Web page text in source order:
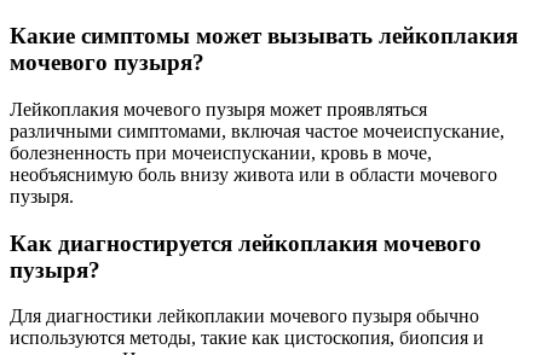
Какие симптомы может вызывать лейкоплакия
мочевого пузыря?
Лейкоплакия мочевого пузыря может проявляться
различными симптомами, включая частое мочеиспускание,
болезненность при мочеиспускании, кровь в моче,
необъяснимую боль внизу живота или в области мочевого
пузыря.
Как диагностируется лейкоплакия мочевого
пузыря?
Для диагностики лейкоплакии мочевого пузыря обычно
используются методы, такие как цистоскопия, биопсия и